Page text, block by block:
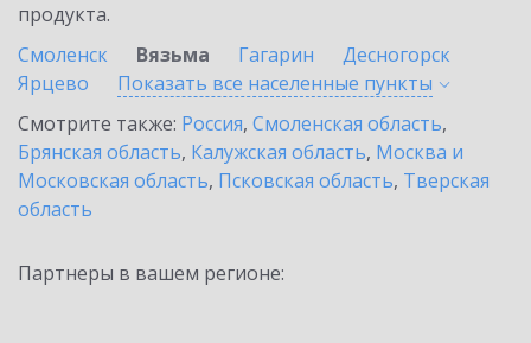
продукта.
Смоленск
Вязьма Гагарин
Десногорск
Ярцево
Показать все населенные пункты
Смотрите также: Россия, Смоленская область,
Брянская область, Калужская область, Москва и
Московская область, Псковская область, Тверская
область
Партнеры в вашем регионе: